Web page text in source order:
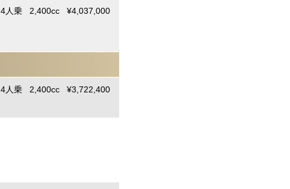
4人乗 2,400cc ¥4,037,000
4人乗 2,400cc ¥3,722,400